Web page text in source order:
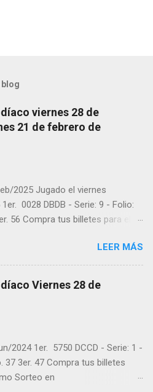
blog
viernes 28 de
21 de febrero de
2025 Jugado el viernes
0028 DBDB - Serie: 9 - Folio:
56 Compra tus billetes para el
balotas_panama - En Twitter:
facebook.com/balotas
para el próximo sorteo,
en balotas.com para
que le ayudaran a ganar y
LEER MÁS
Viernes 28 de
2024 1er. 5750 DCCD - Serie: 1 -
37 3er. 47 Compra tus billetes
Sorteo en